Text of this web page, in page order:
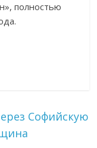
полностью
Софийскую